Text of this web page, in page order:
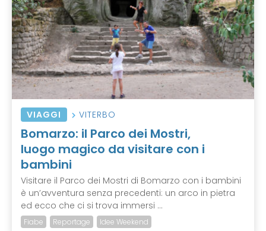
VIAGGI VITERBO
Bomarzo: il Parco dei Mostri,
luogo magico da visitare con i
bambini
Visitare il Parco dei Mostri di Bomarzo con i bambini
è un’avventura senza precedenti: un arco in pietra
ed ecco che ci si trova immersi ...
Fiabe Reportage Idee Weekend